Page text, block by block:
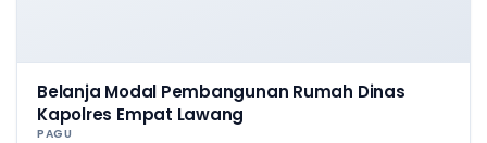
Belanja Modal Pembangunan Rumah Dinas
Kapolres Empat Lawang
PAGU